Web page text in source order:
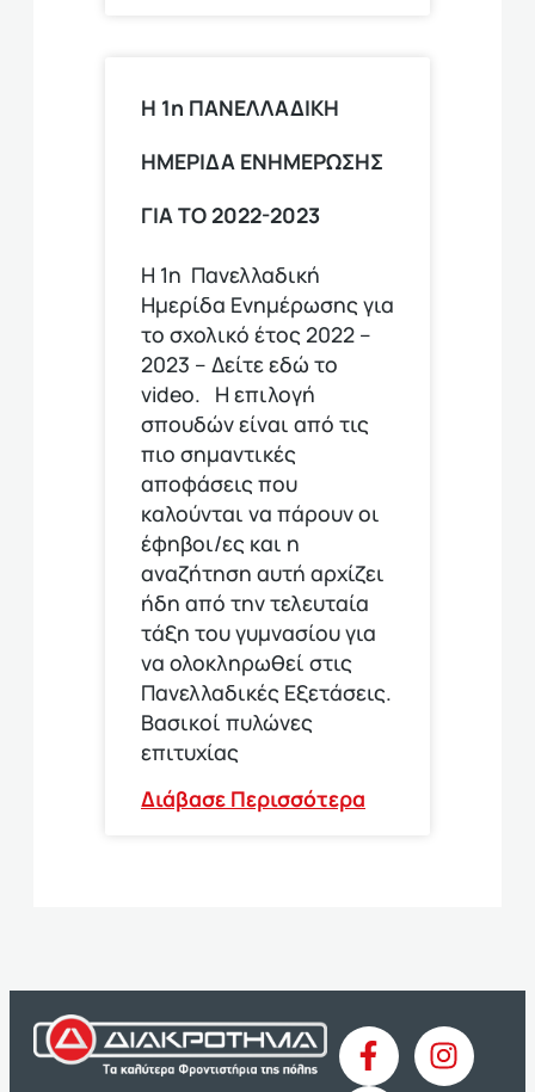
Η 1η ΠΑΝΕΛΛΑΔΙΚΗ
ΗΜΕΡΙΔΑ ΕΝΗΜΕΡΩΣΗΣ
ΓΙΑ ΤΟ 2022-2023
Η 1η Πανελλαδική
Ημερίδα Ενημέρωσης για
το σχολικό έτος 2022 –
2023 – Δείτε εδώ το
video. Η επιλογή
σπουδών είναι από τις
πιο σημαντικές
αποφάσεις που
καλούνται να πάρουν οι
έφηβοι/ες και η
αναζήτηση αυτή αρχίζει
ήδη από την τελευταία
τάξη του γυμνασίου για
να ολοκληρωθεί στις
Πανελλαδικές Εξετάσεις.
Βασικοί πυλώνες
επιτυχίας
Διάβασε Περισσότερα